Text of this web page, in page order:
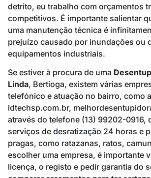
detrito, eu trabalho com orçamentos
competitivos. É importante salientar
uma manutenção técnica é
prejuízo causado por inundações ou
equipamentos industriais.
Se estiver à procura de uma
Linda, Bertioga, existem várias
telefónico e atuação no bairro, como a
ldtechsp.com.br,
através do telefone (13) 99202-0916,
serviços de desratização 24 horas e
pragas, como ratazanas, ratos,
escolher uma empresa, é importante
licença, o registo e pedir garantia do